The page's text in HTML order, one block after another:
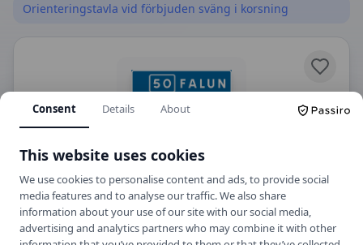
Orienteringstavla vid förbjuden sväng i korsning
F2 Lokaliseringsmärken för vägvisning
Orienteringstavla vid
Consent Details About
This website uses cookies
We use cookies to personalise content and ads, to provide social
media features and to analyse our traffic. We also share
information about your use of our site with our social media,
advertising and analytics partners who may combine it with other